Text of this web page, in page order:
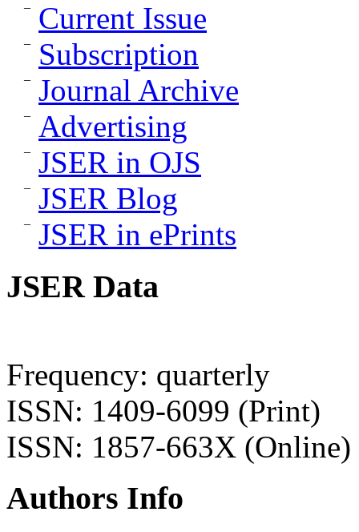
Current Issue
Subscription
Journal Archive
Advertising
JSER in OJS
JSER Blog
JSER in ePrints
JSER Data
Frequency: quarterly
ISSN: 1409-6099 (Print)
ISSN: 1857-663X (Online)
Authors Info